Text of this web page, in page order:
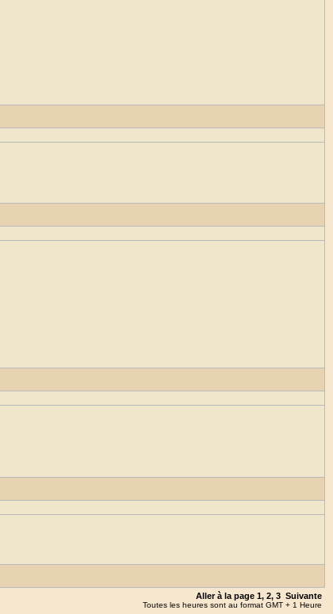
Aller à la page 1, 2, 3 Suivante
Toutes les heures sont au format GMT + 1 Heure